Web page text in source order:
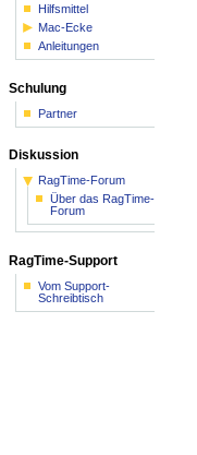
Hilfsmittel
Mac-Ecke
Anleitungen
Schulung
Partner
Diskussion
RagTime-Forum
Über das RagTime-
Forum
RagTime-Support
Vom Support-
Schreibtisch